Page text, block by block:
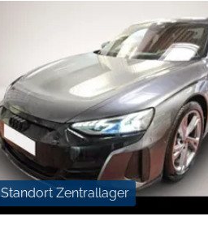
Standort Zentrallager